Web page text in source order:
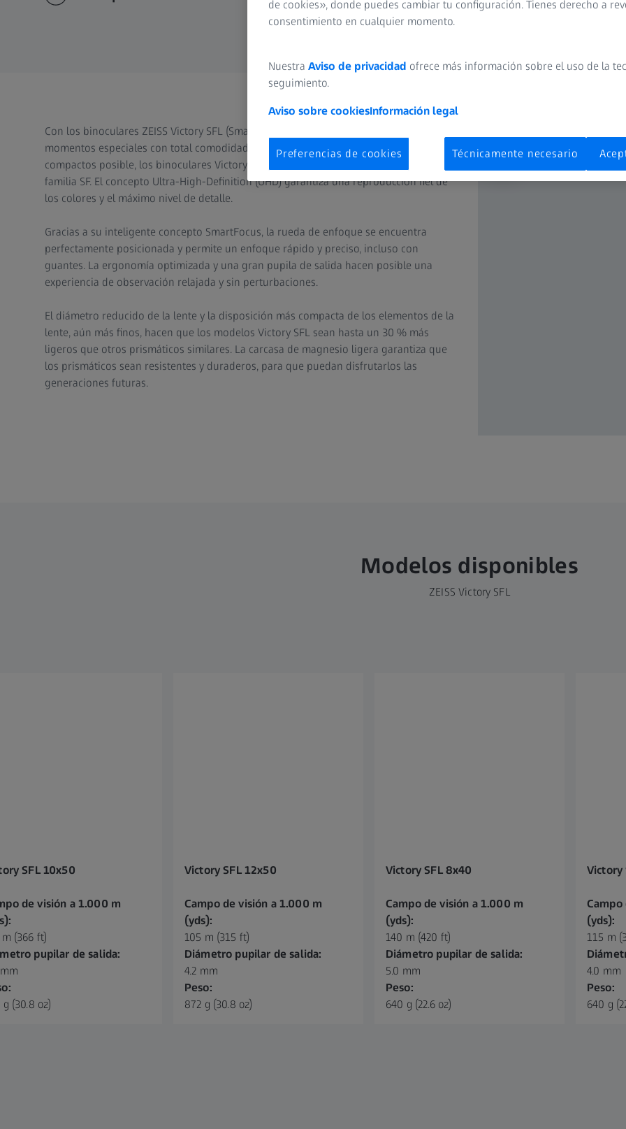
Con los binoculares ZEISS Victory SFL (SmartFocus Lightweight), podrá disfrutar de
momentos especiales con total comodidad. Optimizados para ser lo más ligeros y
compactos posible, los binoculares Victory SFL son el complemento perfecto para la
familia SF. El concepto Ultra-High-Definition (UHD) garantiza una reproducción fiel de
los colores y el máximo nivel de detalle.
Gracias a su inteligente concepto SmartFocus, la rueda de enfoque se encuentra
perfectamente posicionada y permite un enfoque rápido y preciso, incluso con
guantes. La ergonomía optimizada y una gran pupila de salida hacen posible una
experiencia de observación relajada y sin perturbaciones.
El diámetro reducido de la lente y la disposición más compacta de los elementos de la
lente, aún más finos, hacen que los modelos Victory SFL sean hasta un 30 % más
ligeros que otros prismáticos similares. La carcasa de magnesio ligera garantiza que
los prismáticos sean resistentes y duraderos, para que puedan disfrutarlos las
generaciones futuras.
Modelos disponibles
ZEISS Victory SFL
SFL 10x50
de visión a 1.000 m
m (366 ft)
pupilar de salida:
g (30.8 oz)
Victory SFL 12x50
Campo de visión a 1.000 m
(yds):
105 m (315 ft)
Diámetro pupilar de salida:
4.2 mm
Peso:
872 g (30.8 oz)
Victory SFL 8x40
Campo de visión a 1.000 m
(yds):
140 m (420 ft)
Diámetro pupilar de salida:
5.0 mm
Peso:
640 g (22.6 oz)
Victory
Campo
(yds):
115 m
4.0 mm
Peso:
640 g
de cookies», donde puedes cambiar tu configuración. Tienes derecho a
consentimiento en cualquier momento.
Nuestra Aviso de privacidad ofrece más información sobre el uso de la
seguimiento.
Aviso sobre cookiesInformación legal
Preferencias de cookies Técnicamente necesario